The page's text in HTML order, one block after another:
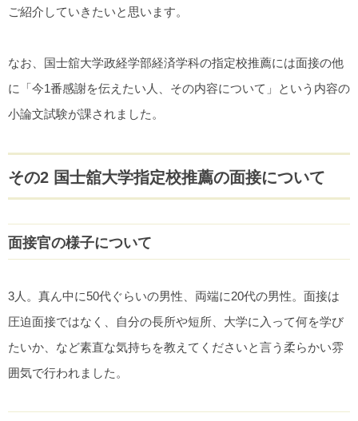
ご紹介していきたいと思います。
なお、国士舘大学政経学部経済学科の指定校推薦には面接の他
に「今1番感謝を伝えたい人、その内容について」という内容の
小論文試験が課されました。
その2 国士舘大学指定校推薦の面接について
面接官の様子について
3人。真ん中に50代ぐらいの男性、両端に20代の男性。面接は
圧迫面接ではなく、自分の長所や短所、大学に入って何を学び
たいか、など素直な気持ちを教えてくださいと言う柔らかい雰
囲気で行われました。